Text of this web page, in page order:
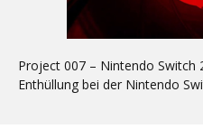
Project 007 – Nintendo Switch
Enthüllung bei der Nintendo